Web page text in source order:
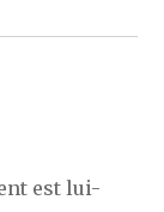
est lui-